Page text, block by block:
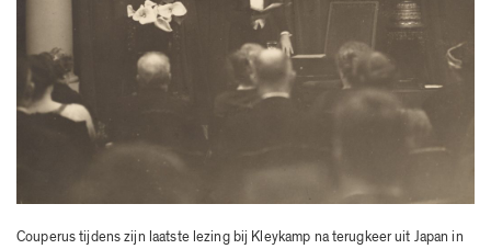
Couperus tijdens zijn laatste lezing bij Kleykamp na terugkeer uit Japan in